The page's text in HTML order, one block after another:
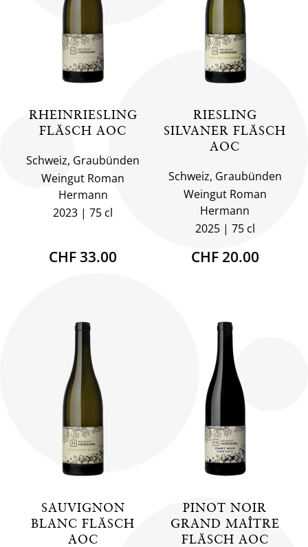
RHEINRIESLING
FLÄSCH AOC
Schweiz, Graubünden
Weingut Roman
Hermann
2023
75 cl
CHF 33.00
RIESLING
SILVANER FLÄSCH
AOC
Schweiz, Graubünden
Weingut Roman
Hermann
2025
75 cl
CHF 20.00
SAUVIGNON
BLANC FLÄSCH
AOC
PINOT NOIR
GRAND MAÎTRE
FLÄSCH AOC